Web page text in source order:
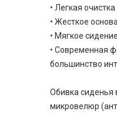
• Легкая
• Жесткое
• Мягкое сидение
• Современная
большинство
Обивка сиденья
микровелюр